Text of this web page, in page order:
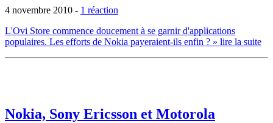
4 novembre 2010 - 1 réaction
L'Ovi Store commence doucement à se garnir d'applications
populaires. Les efforts de Nokia payeraient-ils enfin ? » lire la suite
Nokia, Sony Ericsson et Motorola